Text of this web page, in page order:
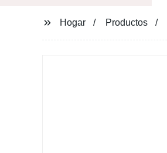
Hogar Productos